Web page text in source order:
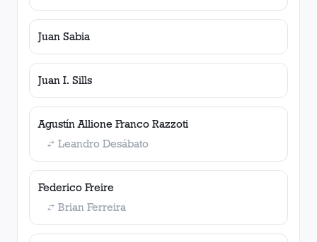
Juan Sabia
Juan I. Sills
Agustín Allione Franco Razzoti
Leandro Desábato
Federico Freire
Brian Ferreira